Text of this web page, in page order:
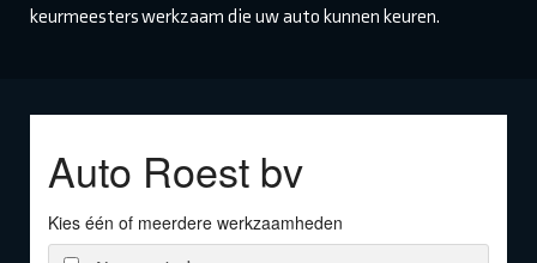
keurmeesters werkzaam die uw auto kunnen keuren.